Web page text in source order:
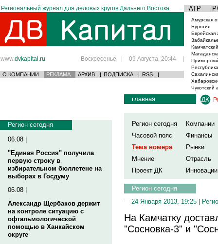
Региональный журнал для деловых кругов Дальнего Востока АТР
www.dvkapital.ru Воскресенье | 09 Августа, 20:44 |
О КОМПАНИИ РЕКЛАМА АРХИВ | ПОДПИСКА | RSS |
Амурская
Бурятия
Еврейская
Чукотский
Регион сегодня
06.08 |
"Единая Россия" получила
первую строку в
избирательном бюллетене на
выборах в Госдуму
06.08 |
Александр Щербаков держит
на контроле ситуацию с
офтальмологической
помощью в Ханкайском
округе
главная
Регион сегодня
Компании
Часовой пояс
Финансы
Тема номера
Рынки
Мнение
Отрасль
Проект ДК
Инновации
Регион сегодня
24 Января 2013, 19:25 |
На Камчатку
"Сосновка-3" и